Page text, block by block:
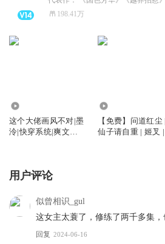
198.41万
这个大佬画风不对|墨
泠|快穿系统|爽文爆
【免费】问道红尘 |
仙子请自重 | 姬叉 |
用户评论
似曾相识_gul
这女主太蓑了，修练了两千多集
回复 2024-06-16